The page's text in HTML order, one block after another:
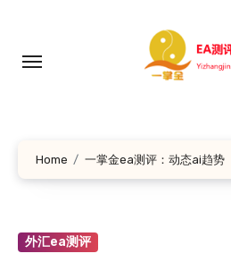
Home 一掌金ea测评：动态ai趋势
外汇ea测评